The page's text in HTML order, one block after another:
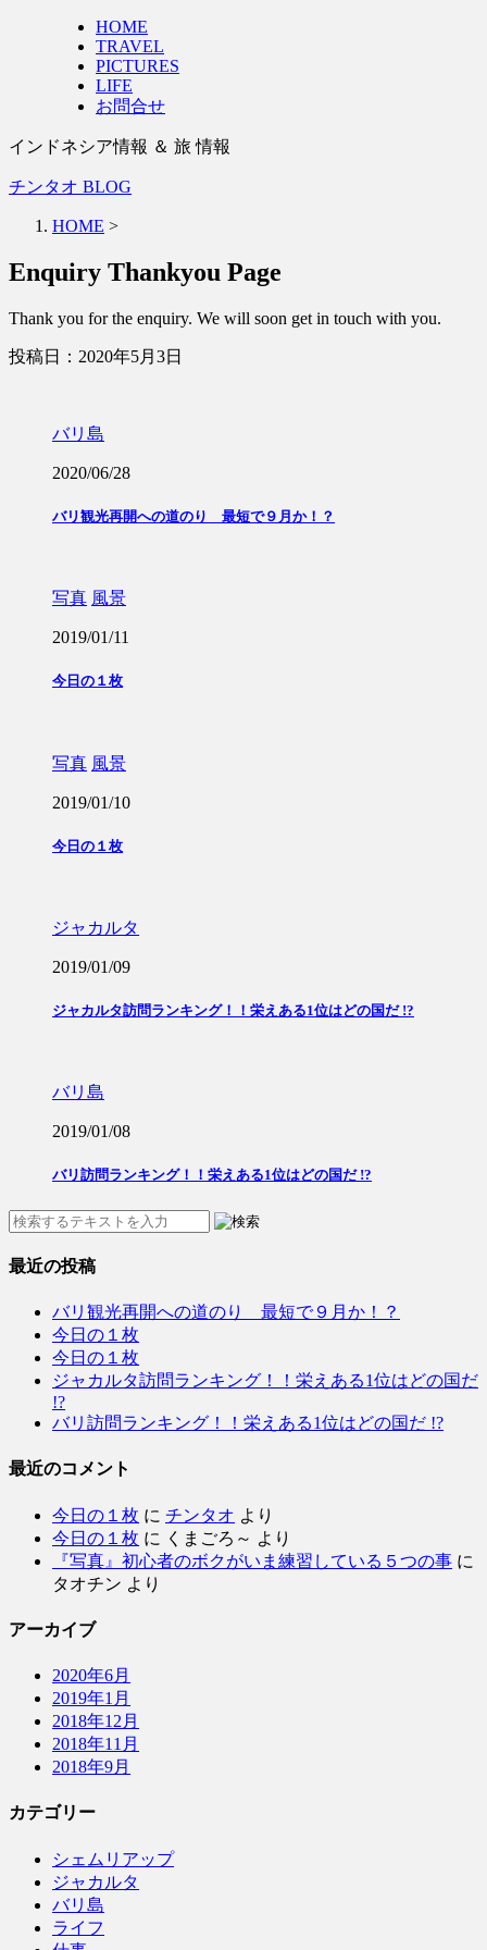
HOME
TRAVEL
PICTURES
LIFE
お問合せ
インドネシア情報 ＆ 旅 情報
チンタオ BLOG
HOME >
Enquiry Thankyou Page
Thank you for the enquiry. We will soon get in touch with you.
投稿日： 2020年5月3日
バリ島
2020/06/28
バリ観光再開への道のり 最短で９月か！？
写真 風景
2019/01/11
今日の１枚
写真 風景
2019/01/10
今日の１枚
ジャカルタ
2019/01/09
ジャカルタ訪問ランキング！！栄えある1位はどの国だ !?
バリ島
2019/01/08
バリ訪問ランキング！！栄えある1位はどの国だ !?
最近の投稿
バリ観光再開への道のり 最短で９月か！？
今日の１枚
今日の１枚
ジャカルタ訪問ランキング！！栄えある1位はどの国だ
!?
バリ訪問ランキング！！栄えある1位はどの国だ !?
最近のコメント
今日の１枚 に チンタオ より
今日の１枚 に くまごろ～ より
『写真』初心者のボクがいま練習している５つの事 に
タオチン より
アーカイブ
2020年6月
2019年1月
2018年12月
2018年11月
2018年9月
カテゴリー
シェムリアップ
ジャカルタ
バリ島
ライフ